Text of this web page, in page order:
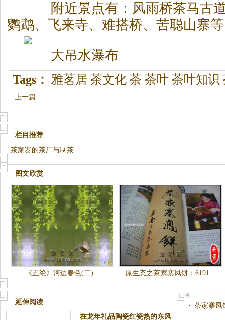
附近景点有：风雨桥茶马古道
鹦鹉、飞来寺、难搭桥、苦聪山寨
大吊水瀑布
Tags： 雅茗居 茶文化 茶 茶叶 茶叶知识
上一篇
栏目推荐
茶家寨的茶厂与制茶
图文欣赏
《五绝》河边春色(二) 原生态之茶家寨凤饼：6191
延伸阅读
在龙年礼品陶瓷红瓷热的东风
茶家寨凤